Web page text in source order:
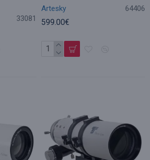
33081
Artesky 64406
599.00€